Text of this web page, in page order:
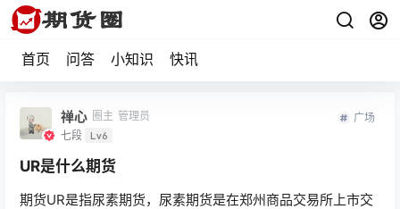
首页 问答 小知识 快讯
禅心 圈主 管理员
七段 Lv6
广场
UR是什么期货
期货UR是指尿素期货，尿素期货是在郑州商品交易所上市交